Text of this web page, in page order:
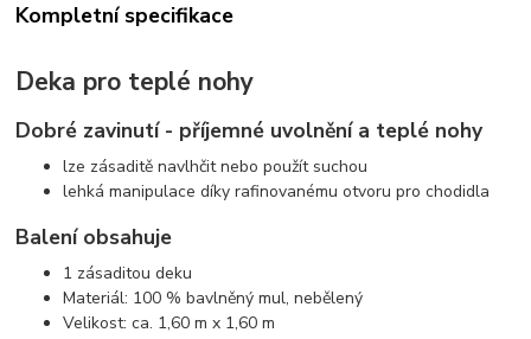
Kompletní specifikace
Deka pro teplé nohy
Dobré zavinutí - příjemné uvolnění a teplé nohy
lze zásaditě navlhčit nebo použít suchou
lehká manipulace díky rafinovanému otvoru pro chodidla
Balení obsahuje
1 zásaditou deku
Materiál: 100 % bavlněný mul, nebělený
Velikost: ca. 1,60 m x 1,60 m